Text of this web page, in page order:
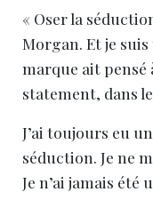
« Oser la
Morgan. Et je
marque ait
statement, dans
J’ai toujours eu
séduction. Je ne
Je n’ai jamais été